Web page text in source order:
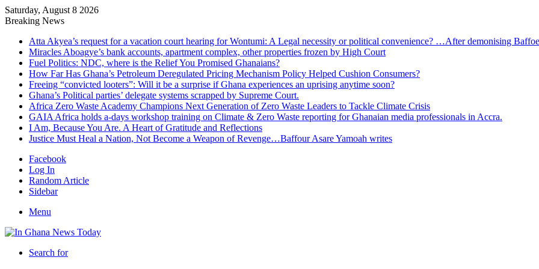
Saturday, August 8 2026
Breaking News
Atta Akyea’s request for a vacation court hearing for Wontumi: A Legal necessity or political convenience? …After demonising
Miracles Aboagye’s bank accounts, apartment complex, other properties frozen by High Court
Fuel Politics: NDC, where is the Relief You Promised Ghanaians?
How Far Has Ghana’s Petroleum Deregulated Pricing Mechanism Policy Helped Cushion Consumers?
Freeing “convicted looters”: Will it be a surprise if Ghana experiences an uprising anytime soon?
Ghana’s Political parties’ delegate systems scrapped by Supreme Court.
Africa Zero Waste Academy Champions Next Generation of Zero Waste Leaders to Tackle Climate Crisis
GAIA Africa holds a-days workshop training on Climate & Zero Waste reporting for Ghanaian media professionals in Accra.
I Am, Because You Are. A Heart of Gratitude and Reflections
Justice Must Heal a Nation, Not Become a Weapon of Revenge…Baffour Asare Yamoah writes
Facebook
Log In
Random Article
Sidebar
Menu
Search for